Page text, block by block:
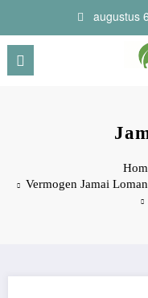
de
inhoud
augustus
Vermogen Jamai